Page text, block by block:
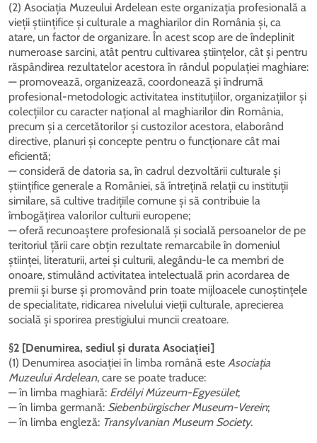
(2) Asociația Muzeului Ardelean este organizația profesională a
vieții științifice și culturale a maghiarilor din România și, ca
atare, un factor de organizare. În acest scop are de îndeplinit
numeroase sarcini, atât pentru cultivarea științelor, cât și pentru
răspândirea rezultatelor acestora în rândul populației maghiare:
— promovează, organizează, coordonează și îndrumă
profesional-metodologic activitatea instituțiilor, organizațiilor și
colecțiilor cu caracter național al maghiarilor din România,
precum și a cercetătorilor și custozilor acestora, elaborând
directive, planuri și concepte pentru o funcționare cât mai
eficientă;
— consideră de datoria sa, în cadrul dezvoltării culturale și
științifice generale a României, să întrețină relații cu instituții
similare, să cultive tradițiile comune și să contribuie la
îmbogățirea valorilor culturii europene;
— oferă recunoaștere profesională și socială persoanelor de pe
teritoriul țării care obțin rezultate remarcabile în domeniul
științei, literaturii, artei și culturii, alegându-le ca membri de
onoare, stimulând activitatea intelectuală prin acordarea de
premii și burse și promovând prin toate mijloacele cunoștințele
de specialitate, ridicarea nivelului vieții culturale, aprecierea
socială și sporirea prestigiului muncii creatoare.
§2 [Denumirea, sediul și durata Asociației]
(1) Denumirea asociației în limba română este Asociația
Muzeului Ardelean, care se poate traduce:
— în limba maghiară: Erdélyi Múzeum-Egyesület;
— în limba germană: Siebenbürgischer Museum-Verein;
— în limba engleză: Transylvanian Museum Society.